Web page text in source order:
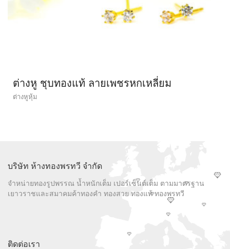
ต่างหู ชุบทองแท้ ลายเพชรหกเหลี่ยม
ต่างหูหุ้ม
บริษัท ห้างทองพรทวี จำกัด
จำหน่ายทองรูปพรรณ น้ำหนักเต็ม เปอร์เซ็นต์เต็ม ตามมาตรฐาน
เยาวราชและสมาคมค้าทองคำ ทองสวย ทองแท้ ทองพรทวี
ติดต่อเรา